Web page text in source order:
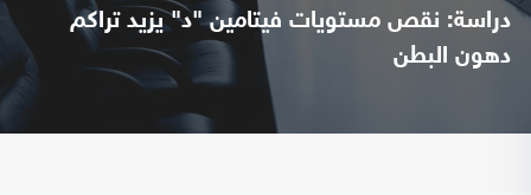
دراسة: نقص مستويات فيتامين "د" يزيد تراكم
دهون البطن